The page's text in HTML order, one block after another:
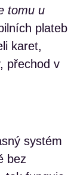
tomu u
plateb
karet,
přechod v
systém
bez